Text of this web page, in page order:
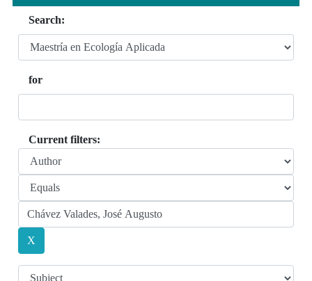
Search:
for
Current filters: